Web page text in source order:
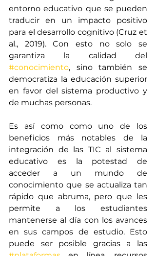
entorno educativo que se pueden
traducir en un impacto positivo
para el desarrollo cognitivo (Cruz et
al., 2019). Con esto no solo se
#conocimiento, sino también se
democratiza la educación superior
en favor del sistema productivo y
de muchas personas.
Es así como como uno de los
beneficios más notables de la
integración de las TIC al sistema
educativo es la potestad de
acceder a un mundo de
conocimiento que se actualiza tan
rápido que abruma, pero que les
permite a los estudiantes
mantenerse al día con los avances
en sus campos de estudio. Esto